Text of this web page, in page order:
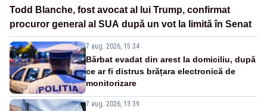
Todd Blanche, fost avocat al lui Trump, confirmat
procuror general al SUA după un vot la limită în Senat
7 aug. 2026, 15:34
Bărbat evadat din arest la domiciliu, după
ce ar fi distrus brățara electronică de
monitorizare
7 aug. 2026, 13:39